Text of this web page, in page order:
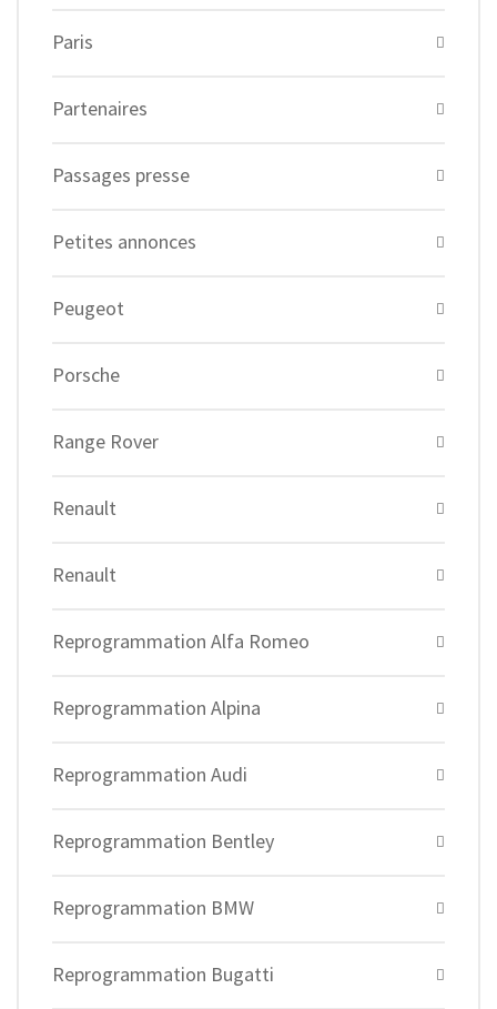
Paris
Partenaires
Passages presse
Petites annonces
Peugeot
Porsche
Range Rover
Renault
Renault
Reprogrammation Alfa Romeo
Reprogrammation Alpina
Reprogrammation Audi
Reprogrammation Bentley
Reprogrammation BMW
Reprogrammation Bugatti